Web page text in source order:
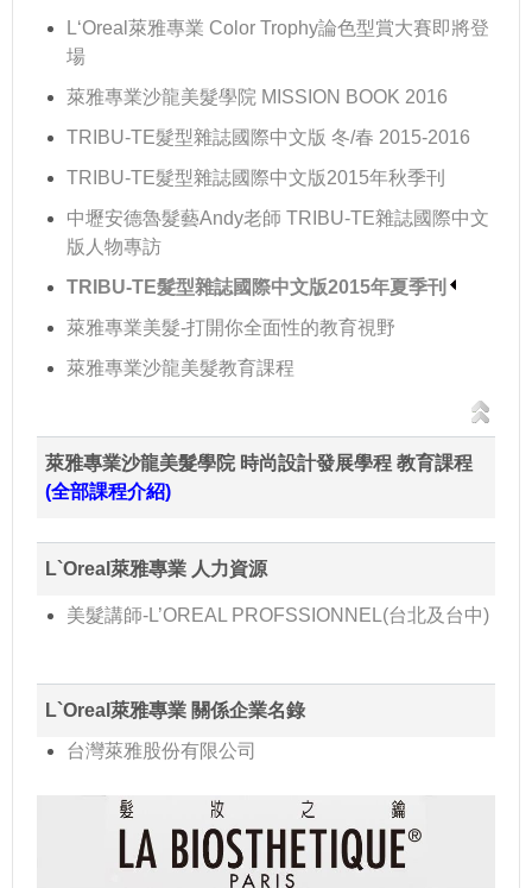
L‘Oreal萊雅專業 Color Trophy論色型賞大賽即將登
場
萊雅專業沙龍美髮學院 MISSION BOOK 2016
TRIBU-TE髮型雜誌國際中文版 冬/春 2015-2016
TRIBU-TE髮型雜誌國際中文版2015年秋季刊
中壢安德魯髮藝Andy老師 TRIBU-TE雜誌國際中文
版人物專訪
TRIBU-TE髮型雜誌國際中文版2015年夏季刊
萊雅專業美髮-打開你全面性的教育視野
萊雅專業沙龍美髮教育課程
萊雅專業沙龍美髮學院 時尚設計發展學程 教育課程
(全部課程介紹)
L`Oreal萊雅專業 人力資源
美髮講師-L’OREAL PROFSSIONNEL(台北及台中)
L`Oreal萊雅專業 關係企業名錄
台灣萊雅股份有限公司